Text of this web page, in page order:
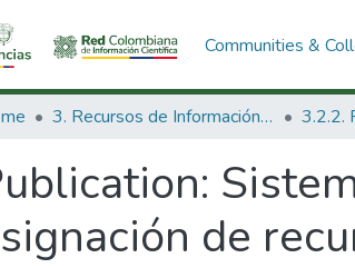
Communities &
3. Recursos de Información Científica y Tecnológica
de